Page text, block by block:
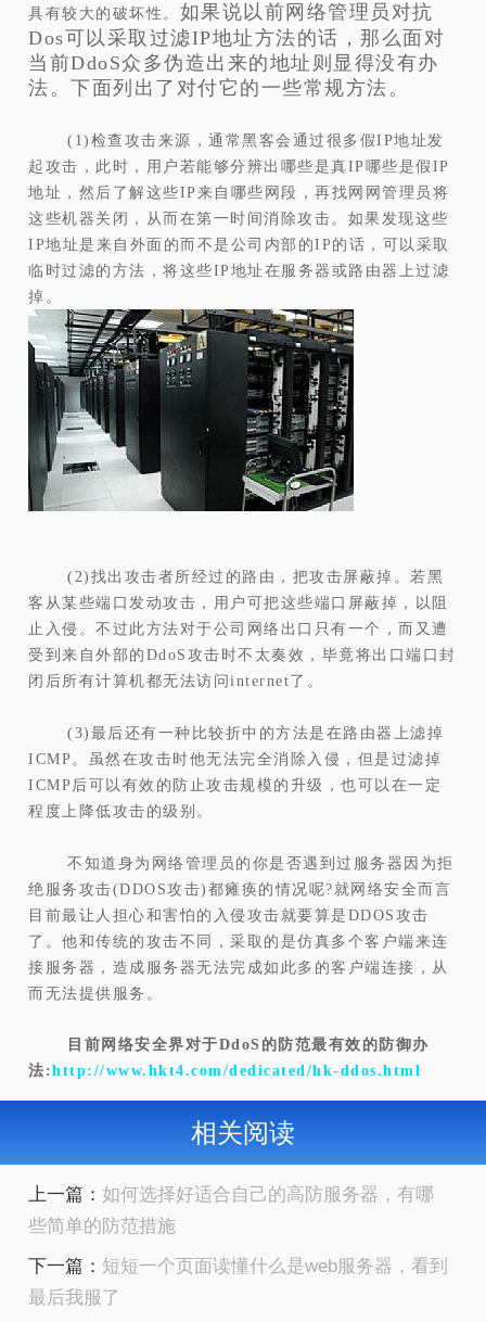
具有较大的破坏性。 如果说以前网络管理员对抗
Dos可以采取过滤IP地址方法的话，那么面对
当前DdoS众多伪造出来的地址则显得没有办
法。下面列出了对付它的一些常规方法。
(1)检查攻击来源，通常黑客会通过很多假IP地址发
起攻击，此时，用户若能够分辨出哪些是真IP哪些是假IP
地址，然后了解这些IP来自哪些网段，再找网网管理员将
这些机器关闭，从而在第一时间消除攻击。如果发现这些
IP地址是来自外面的而不是公司内部的IP的话，可以采取
临时过滤的方法，将这些IP地址在服务器或路由器上过滤
掉。
(2)找出攻击者所经过的路由，把攻击屏蔽掉。若黑
客从某些端口发动攻击，用户可把这些端口屏蔽掉，以阻
止入侵。不过此方法对于公司网络出口只有一个，而又遭
受到来自外部的DdoS攻击时不太奏效，毕竟将出口端口封
闭后所有计算机都无法访问internet了。
(3)最后还有一种比较折中的方法是在路由器上滤掉
ICMP。虽然在攻击时他无法完全消除入侵，但是过滤掉
ICMP后可以有效的防止攻击规模的升级，也可以在一定
程度上降低攻击的级别。
不知道身为网络管理员的你是否遇到过服务器因为拒
绝服务攻击(DDOS攻击)都瘫痪的情况呢?就网络安全而言
目前最让人担心和害怕的入侵攻击就要算是DDOS攻击
了。他和传统的攻击不同，采取的是仿真多个客户端来连
接服务器，造成服务器无法完成如此多的客户端连接，从
而无法提供服务。
目前网络安全界对于DdoS的防范最有效的防御办
法:http://www.hkt4.com/dedicated/hk-ddos.html
相关阅读
上一篇：如何选择好适合自己的高防服务器，有哪
些简单的防范措施
下一篇： 短短一个页面读懂什么是web服务器，看到
最后我服了